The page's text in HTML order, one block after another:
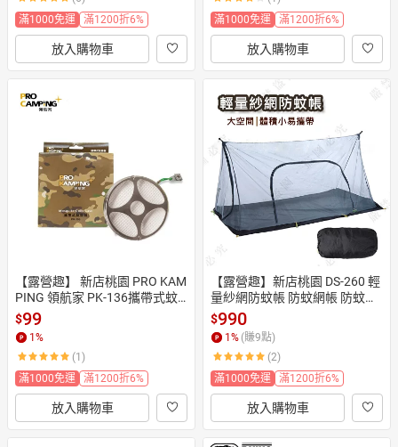
滿1000免運
滿1200折6%
放入購物車
滿1000免運
滿1200折6%
放入購物車
【露營趣】 新店桃園 PRO KAM
PING 領航家 PK-136攜帶式蚊
香器 懸掛式蚊香盒 防蚊 驅蚊 露
營 野營 登山 機露 車泊
$99
1%
(1)
滿1000免運
滿1200折6%
放入購物車
【露營趣】新店桃園 DS-260 輕
量紗網防蚊帳 防蚊網帳 防蚊帳
蓬 透氣 防蚊罩 蚊帳 居家 野營
$990
1% (賺9點)
(2)
滿1000免運
滿1200折6%
放入購物車